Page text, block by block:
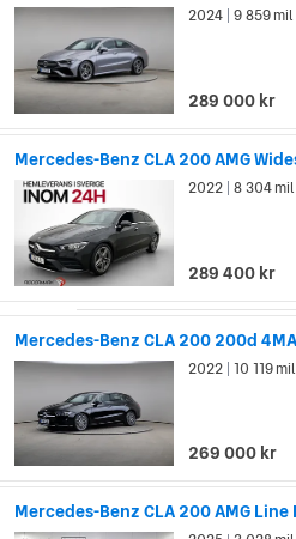
2024 9 859 mil
289 000 kr
2022 8 304 mil
289 400 kr
2022 10 119 mil
269 000 kr